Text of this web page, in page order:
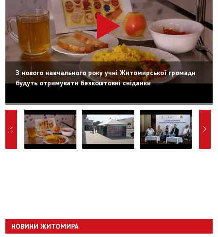
З нового навчального року учні Житомирської громади
будуть отримувати безкоштовні сніданки
НОВИНИ ЖИТОМИРА